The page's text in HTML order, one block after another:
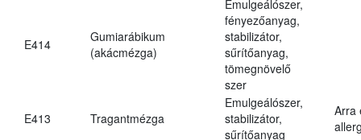
E414
Gumiarábikum
(akácmézga)
Emulgeálószer,
fényezőanyag,
stabilizátor,
sűrítőanyag,
tömegnövelő
szer
E413 Tragantmézga
Emulgeálószer,
stabilizátor,
sűrítőanyag
Arra